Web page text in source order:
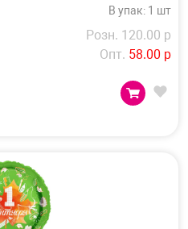
В упак: 1 шт
Розн. 120.00 р
Опт. 58.00 р